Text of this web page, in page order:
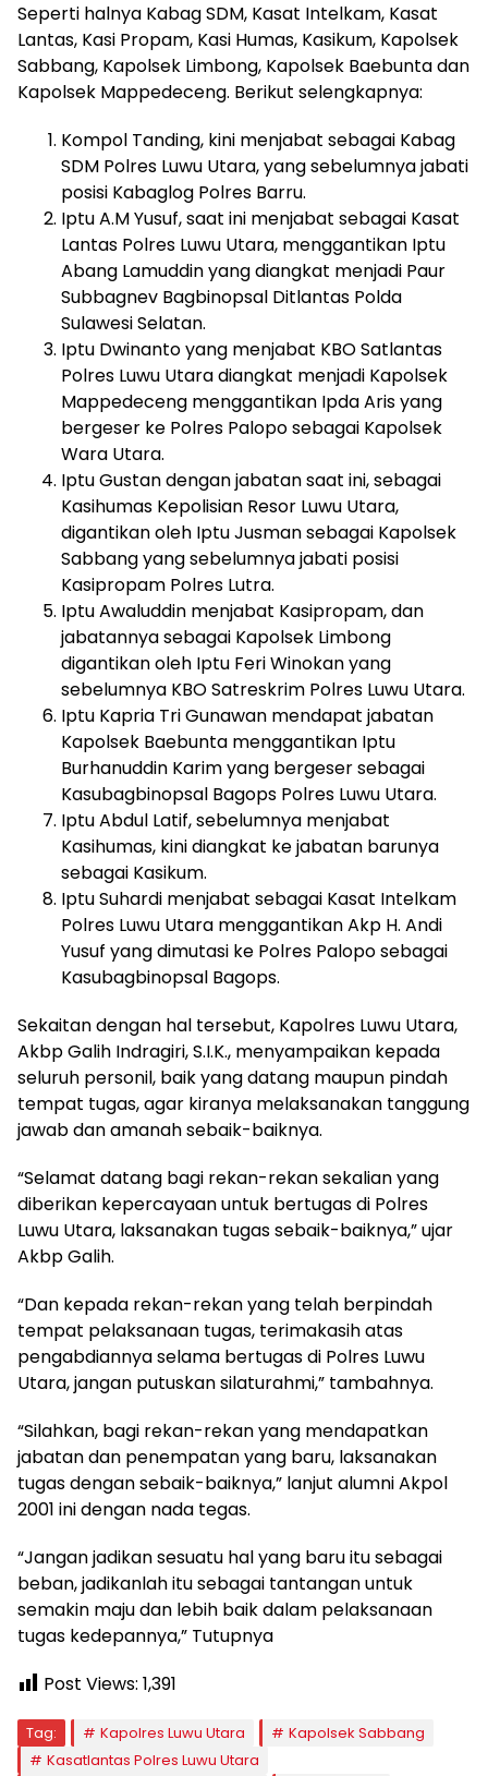
Seperti halnya Kabag SDM, Kasat Intelkam, Kasat
Lantas, Kasi Propam, Kasi Humas, Kasikum, Kapolsek
Sabbang, Kapolsek Limbong, Kapolsek Baebunta dan
Kapolsek Mappedeceng. Berikut selengkapnya:
Kompol Tanding, kini menjabat sebagai Kabag
SDM Polres Luwu Utara, yang sebelumnya jabati
posisi Kabaglog Polres Barru.
Iptu A.M Yusuf, saat ini menjabat sebagai Kasat
Lantas Polres Luwu Utara, menggantikan Iptu
Abang Lamuddin yang diangkat menjadi Paur
Subbagnev Bagbinopsal Ditlantas Polda
Sulawesi Selatan.
Iptu Dwinanto yang menjabat KBO Satlantas
Polres Luwu Utara diangkat menjadi Kapolsek
Mappedeceng menggantikan Ipda Aris yang
bergeser ke Polres Palopo sebagai Kapolsek
Wara Utara.
Iptu Gustan dengan jabatan saat ini, sebagai
Kasihumas Kepolisian Resor Luwu Utara,
digantikan oleh Iptu Jusman sebagai Kapolsek
Sabbang yang sebelumnya jabati posisi
Kasipropam Polres Lutra.
Iptu Awaluddin menjabat Kasipropam, dan
jabatannya sebagai Kapolsek Limbong
digantikan oleh Iptu Feri Winokan yang
sebelumnya KBO Satreskrim Polres Luwu Utara.
Iptu Kapria Tri Gunawan mendapat jabatan
Kapolsek Baebunta menggantikan Iptu
Burhanuddin Karim yang bergeser sebagai
Kasubagbinopsal Bagops Polres Luwu Utara.
Iptu Abdul Latif, sebelumnya menjabat
Kasihumas, kini diangkat ke jabatan barunya
sebagai Kasikum.
Iptu Suhardi menjabat sebagai Kasat Intelkam
Polres Luwu Utara menggantikan Akp H. Andi
Yusuf yang dimutasi ke Polres Palopo sebagai
Kasubagbinopsal Bagops.
Sekaitan dengan hal tersebut, Kapolres Luwu Utara,
Akbp Galih Indragiri, S.I.K., menyampaikan kepada
seluruh personil, baik yang datang maupun pindah
tempat tugas, agar kiranya melaksanakan tanggung
jawab dan amanah sebaik-baiknya.
“Selamat datang bagi rekan-rekan sekalian yang
diberikan kepercayaan untuk bertugas di Polres
Luwu Utara, laksanakan tugas sebaik-baiknya,” ujar
Akbp Galih.
“Dan kepada rekan-rekan yang telah berpindah
tempat pelaksanaan tugas, terimakasih atas
pengabdiannya selama bertugas di Polres Luwu
Utara, jangan putuskan silaturahmi,” tambahnya.
“Silahkan, bagi rekan-rekan yang mendapatkan
jabatan dan penempatan yang baru, laksanakan
tugas dengan sebaik-baiknya,” lanjut alumni Akpol
2001 ini dengan nada tegas.
“Jangan jadikan sesuatu hal yang baru itu sebagai
beban, jadikanlah itu sebagai tantangan untuk
semakin maju dan lebih baik dalam pelaksanaan
tugas kedepannya,” Tutupnya
Post Views: 1,391
Tag: Kapolres Luwu Utara
Kapolsek Sabbang
Kasatlantas Polres Luwu Utara